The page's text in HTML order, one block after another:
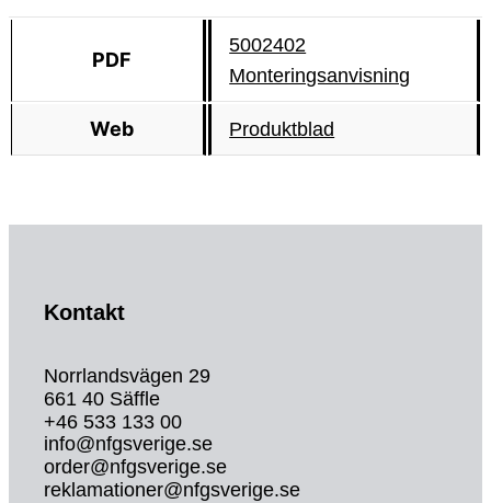
PDF
5002402
Monteringsanvisning
Web Produktblad
Kontakt
Norrlandsvägen 29
661 40 Säffle
+46 533 133 00
info@nfgsverige.se
order@nfgsverige.se
reklamationer@nfgsverige.se